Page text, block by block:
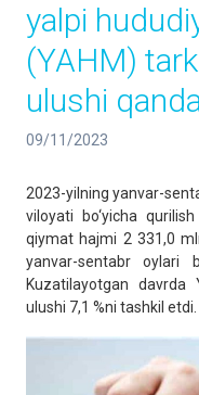
yalpi
(YAHM)
ulushi
09/11/2023
2023-yilning yanvar-
viloyati bo‘yicha
qiymat hajmi 2 331,0
yanvar-sentabr oylari
Kuzatilayotgan davrda
ulushi 7,1 %ni tashkil etdi.